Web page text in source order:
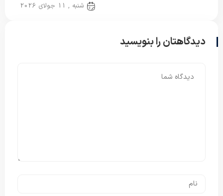
شنبه , 11 جولای 2026
دیدگاهتان را بنویسید